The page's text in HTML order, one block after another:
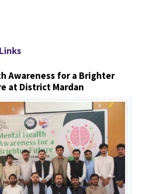
Awareness for a Brighter
at District Mardan